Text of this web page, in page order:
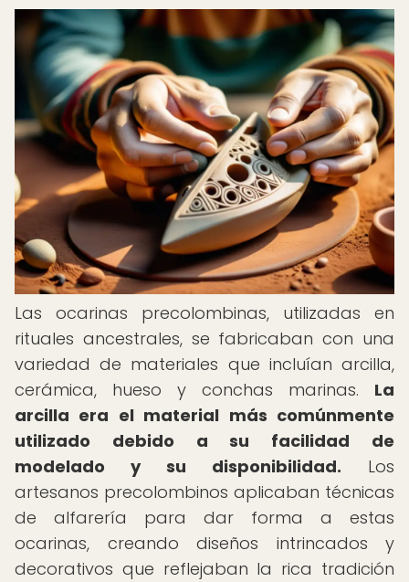
Las ocarinas precolombinas, utilizadas en
rituales ancestrales, se fabricaban con una
variedad de materiales que incluían arcilla,
cerámica, hueso y conchas marinas. La
arcilla era el material más comúnmente
utilizado debido a su facilidad de
modelado y su disponibilidad. Los
artesanos precolombinos aplicaban técnicas
de alfarería para dar forma a estas
ocarinas, creando diseños intrincados y
decorativos que reflejaban la rica tradición